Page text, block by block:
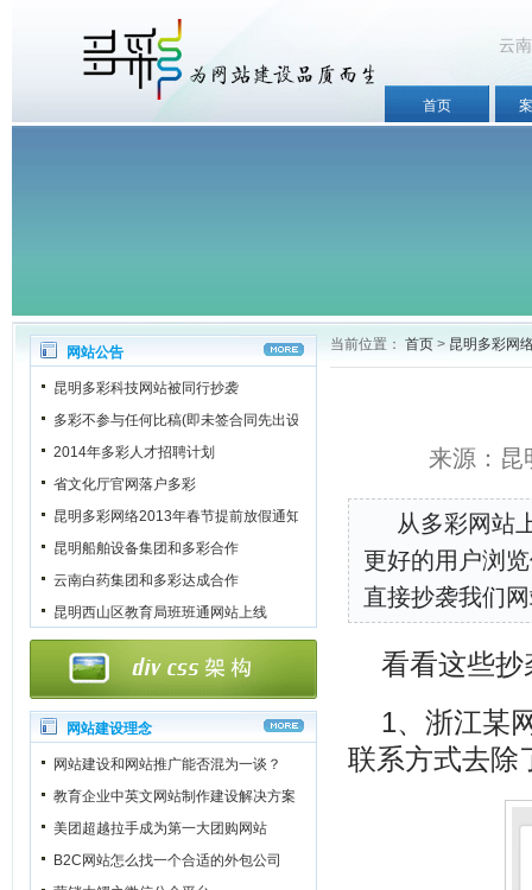
云
首页
网站公告
昆明多彩科技网站被同行抄袭
多彩不参与任何比稿(即未签合同先出设计稿)
2014年多彩人才招聘计划
省文化厅官网落户多彩
昆明多彩网络2013年春节提前放假通知
昆明船舶设备集团和多彩合作
云南白药集团和多彩达成合作
昆明西山区教育局班班通网站上线
网站建设理念
网站建设和网站推广能否混为一谈？
教育企业中英文网站制作建设解决方案
美团超越拉手成为第一大团购网站
B2C网站怎么找一个合适的外包公司
当前位置： 首页 > 昆明多彩网
来源：
从多彩网站
更好的用户浏
直接抄袭我们
看看这些
1、浙江某
联系方式去除